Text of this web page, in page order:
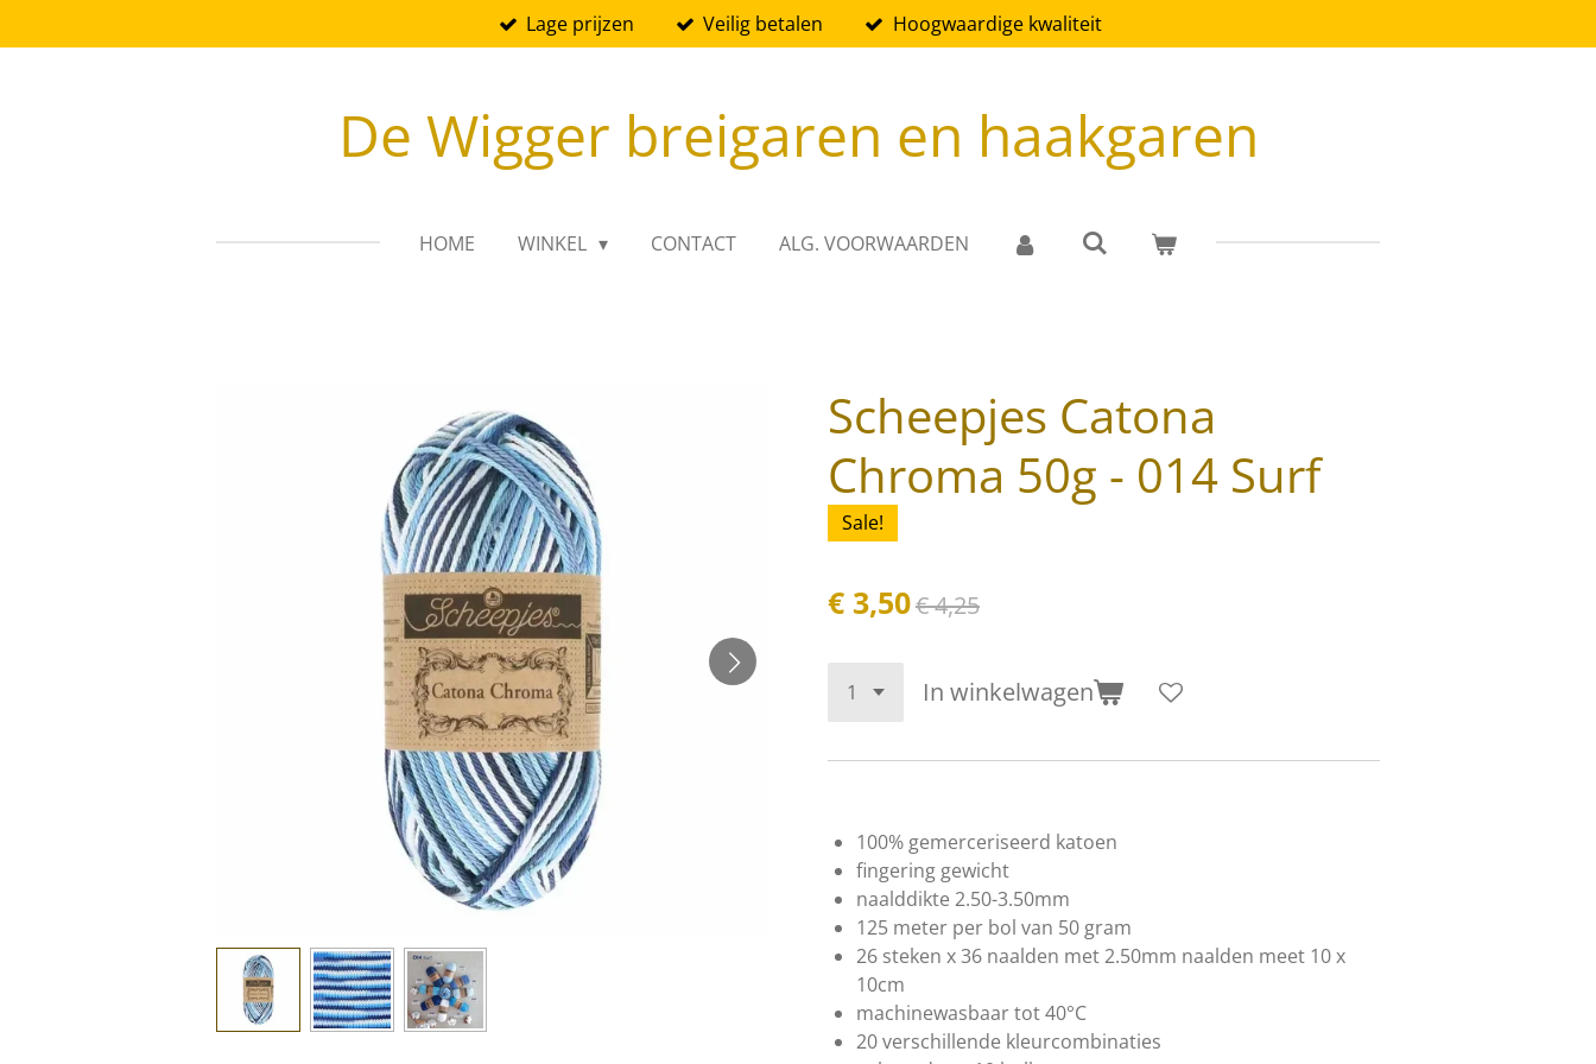
direct
Lage prijzen Veilig betalen Hoogwaardige kwaliteit
De Wigger breigaren en haakgaren
HOME WINKEL CONTACT ALG. VOORWAARDEN
Scheepjes Catona
Chroma 50g - 014 Surf
Sale!
€ 3,50€ 4,25
In winkelwagen
100% gemerceriseerd katoen
fingering gewicht
naalddikte 2.50-3.50mm
125 meter per bol van 50 gram
26 steken x 36 naalden met 2.50mm naalden meet 10 x
10cm
machinewasbaar tot 40°C
20 verschillende kleurcombinaties